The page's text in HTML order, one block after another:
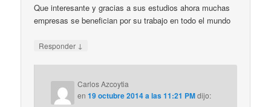
Que interesante y gracias a sus estudios ahora muchas
empresas se benefician por su trabajo en todo el mundo
Responder ↓
Carlos Azcoytia
en19 octubre 2014 a las 11:21 PMdijo: